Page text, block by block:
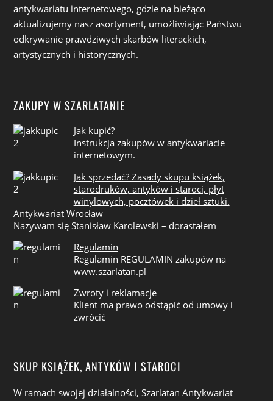
antykwariatu internetowego, gdzie na bieżąco
aktualizujemy nasz asortyment, umożliwiając Państwu
odkrywanie prawdziwych skarbów literackich,
artystycznych i historycznych.
ZAKUPY W SZARLATANIE
Jak kupić?
Instrukcja zakupów w antykwariacie
internetowym.
Jak sprzedać? Zasady skupu książek,
starodruków, antyków i staroci, płyt
winylowych, pocztówek i dzieł sztuki.
Antykwariat Wrocław
Nazywam się Stanisław Karolewski – dorastałem
Regulamin
Regulamin REGULAMIN zakupów na
www.szarlatan.pl
Zwroty i reklamacje
Klient ma prawo odstąpić od umowy i
zwrócić
SKUP KSIĄŻEK, ANTYKÓW I STAROCI
W ramach swojej działalności, Szarlatan Antykwariat